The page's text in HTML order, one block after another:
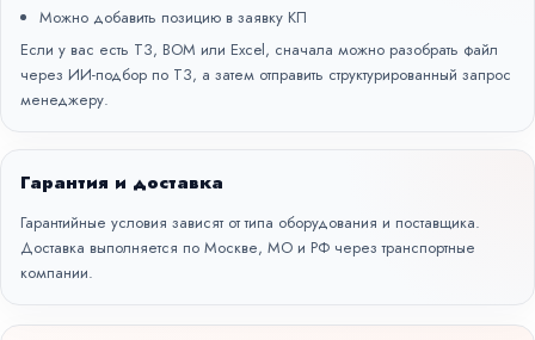
Можно добавить позицию в заявку КП
Если у вас есть ТЗ, BOM или Excel, сначала можно разобрать файл
через ИИ-подбор по ТЗ, а затем отправить структурированный запрос
менеджеру.
Гарантия и доставка
Гарантийные условия зависят от типа оборудования и поставщика.
Доставка выполняется по Москве, МО и РФ через транспортные
компании.